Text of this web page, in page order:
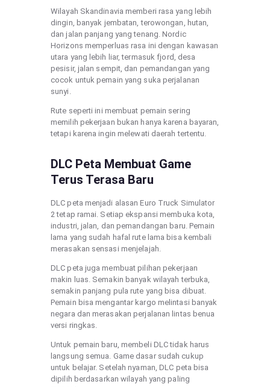
Wilayah Skandinavia memberi rasa yang lebih
dingin, banyak jembatan, terowongan, hutan,
dan jalan panjang yang tenang. Nordic
Horizons memperluas rasa ini dengan kawasan
utara yang lebih liar, termasuk fjord, desa
pesisir, jalan sempit, dan pemandangan yang
cocok untuk pemain yang suka perjalanan
sunyi.
Rute seperti ini membuat pemain sering
memilih pekerjaan bukan hanya karena bayaran,
tetapi karena ingin melewati daerah tertentu.
DLC Peta Membuat Game
Terus Terasa Baru
DLC peta menjadi alasan Euro Truck Simulator
2 tetap ramai. Setiap ekspansi membuka kota,
industri, jalan, dan pemandangan baru. Pemain
lama yang sudah hafal rute lama bisa kembali
merasakan sensasi menjelajah.
DLC peta juga membuat pilihan pekerjaan
makin luas. Semakin banyak wilayah terbuka,
semakin panjang pula rute yang bisa dibuat.
Pemain bisa mengantar kargo melintasi banyak
negara dan merasakan perjalanan lintas benua
versi ringkas.
Untuk pemain baru, membeli DLC tidak harus
langsung semua. Game dasar sudah cukup
untuk belajar. Setelah nyaman, DLC peta bisa
dipilih berdasarkan wilayah yang paling